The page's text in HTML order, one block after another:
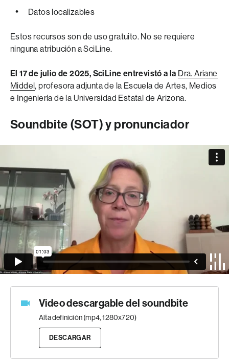
Datos localizables
Estos recursos son de uso gratuito. No se requiere
ninguna atribución a SciLine.
El 17 de julio de 2025, SciLine entrevistó a la Dra. Ariane
Middel, profesora adjunta de la Escuela de Artes, Medios
e Ingeniería de la Universidad Estatal de Arizona.
Soundbite (SOT) y pronunciador
Video descargable del soundbite
Alta definición (mp4, 1280x720)
DESCARGAR